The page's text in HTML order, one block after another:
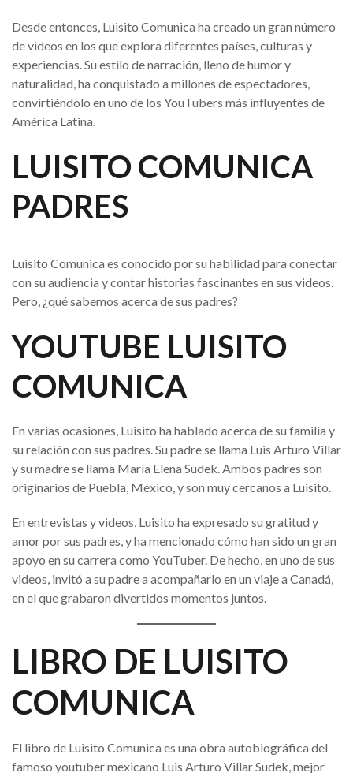
Desde entonces, Luisito Comunica ha creado un gran número
de videos en los que explora diferentes países, culturas y
experiencias. Su estilo de narración, lleno de humor y
naturalidad, ha conquistado a millones de espectadores,
convirtiéndolo en uno de los YouTubers más influyentes de
América Latina.
LUISITO COMUNICA
PADRES
Luisito Comunica es conocido por su habilidad para conectar
con su audiencia y contar historias fascinantes en sus videos.
Pero, ¿qué sabemos acerca de sus padres?
YOUTUBE LUISITO
COMUNICA
En varias ocasiones, Luisito ha hablado acerca de su familia y
su relación con sus padres. Su padre se llama Luis Arturo Villar
y su madre se llama María Elena Sudek. Ambos padres son
originarios de Puebla, México, y son muy cercanos a Luisito.
En entrevistas y videos, Luisito ha expresado su gratitud y
amor por sus padres, y ha mencionado cómo han sido un gran
apoyo en su carrera como YouTuber. De hecho, en uno de sus
videos, invitó a su padre a acompañarlo en un viaje a Canadá,
en el que grabaron divertidos momentos juntos.
LIBRO DE LUISITO
COMUNICA
El libro de Luisito Comunica es una obra autobiográfica del
famoso youtuber mexicano Luis Arturo Villar Sudek, mejor